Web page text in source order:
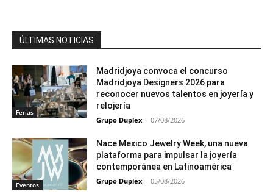
ÚLTIMAS NOTICIAS
Ferias
Madridjoya convoca el concurso
Madridjoya Designers 2026 para
reconocer nuevos talentos en joyería y
relojería
Grupo Duplex - 07/08/2026
Eventos
Nace Mexico Jewelry Week, una nueva
plataforma para impulsar la joyería
contemporánea en Latinoamérica
Grupo Duplex - 05/08/2026